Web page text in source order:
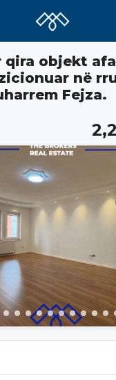
qira objekt
në
Fejza.